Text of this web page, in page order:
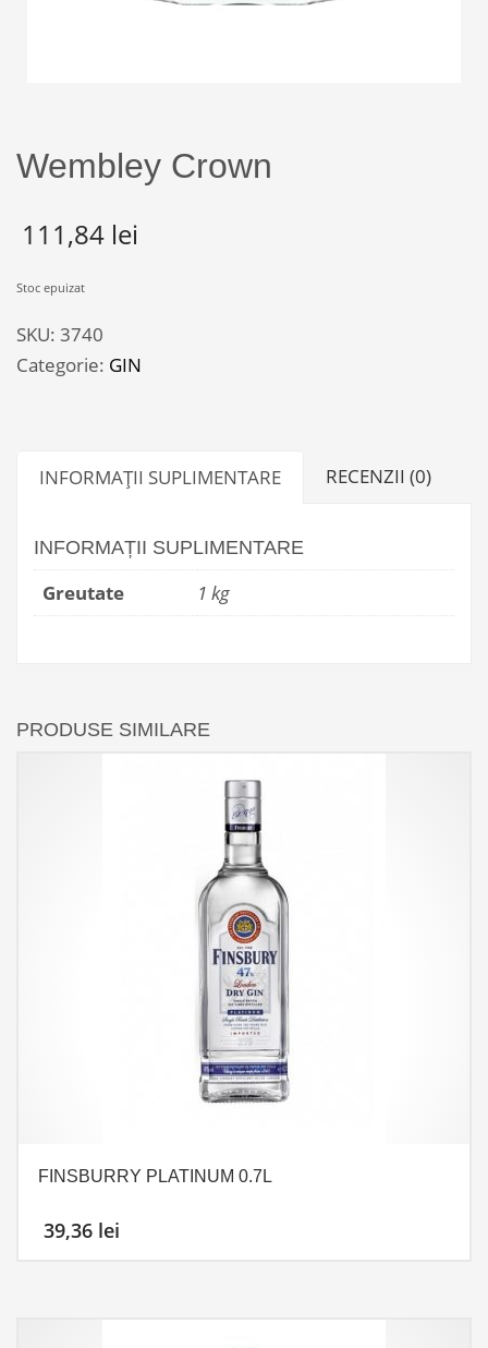
Wembley Crown
111,84 lei
Stoc epuizat
SKU: 3740
Categorie: GIN
INFORMAȚII SUPLIMENTARE RECENZII (0)
INFORMAȚII SUPLIMENTARE
Greutate 1 kg
PRODUSE SIMILARE
FINSBURRY PLATINUM 0.7L
39,36 lei